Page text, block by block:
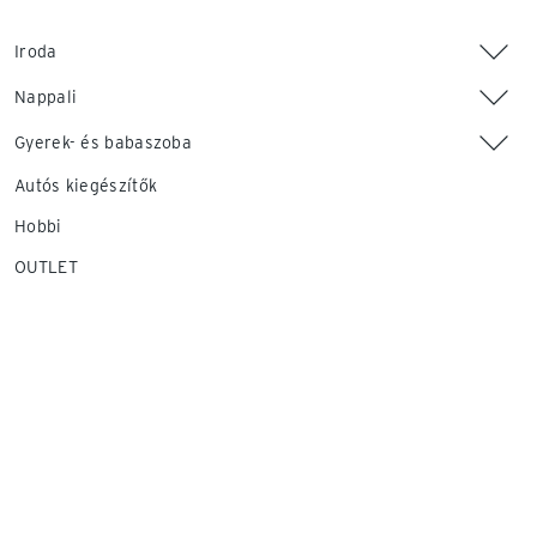
Iroda
Nappali
Gyerek- és babaszoba
Autós kiegészítők
Hobbi
OUTLET